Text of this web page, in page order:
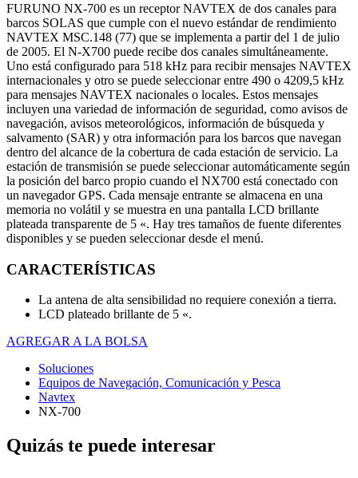
FURUNO NX-700 es un receptor NAVTEX de dos canales para
barcos SOLAS que cumple con el nuevo estándar de rendimiento
NAVTEX MSC.148 (77) que se implementa a partir del 1 de julio
de 2005. El N-X700 puede recibe dos canales simultáneamente.
Uno está configurado para 518 kHz para recibir mensajes NAVTEX
internacionales y otro se puede seleccionar entre 490 o 4209,5 kHz
para mensajes NAVTEX nacionales o locales. Estos mensajes
incluyen una variedad de información de seguridad, como avisos de
navegación, avisos meteorológicos, información de búsqueda y
salvamento (SAR) y otra información para los barcos que navegan
dentro del alcance de la cobertura de cada estación de servicio. La
estación de transmisión se puede seleccionar automáticamente según
la posición del barco propio cuando el NX700 está conectado con
un navegador GPS. Cada mensaje entrante se almacena en una
memoria no volátil y se muestra en una pantalla LCD brillante
plateada transparente de 5 «. Hay tres tamaños de fuente diferentes
disponibles y se pueden seleccionar desde el menú.
CARACTERÍSTICAS
La antena de alta sensibilidad no requiere conexión a tierra.
LCD plateado brillante de 5 «.
AGREGAR A LA BOLSA
Soluciones
Equipos de Navegación, Comunicación y Pesca
Navtex
NX-700
Quizás te puede interesar